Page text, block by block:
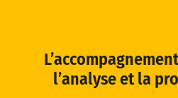
l’analyse et la